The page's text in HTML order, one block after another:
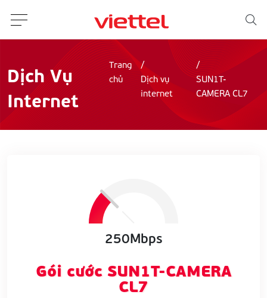
Dịch Vụ
Internet
Trang
chủ
Dịch vụ
internet
SUN1T-
CAMERA CL7
250Mbps
Gói cước SUN1T-CAMERA
CL7